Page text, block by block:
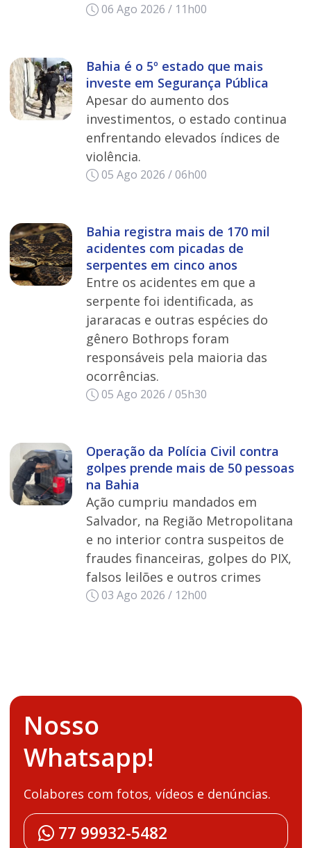
06 Ago 2026 / 11h00
Bahia é o 5º estado que mais
investe em Segurança Pública
Apesar do aumento dos
investimentos, o estado continua
enfrentando elevados índices de
violência.
05 Ago 2026 / 06h00
Bahia registra mais de 170 mil
acidentes com picadas de
serpentes em cinco anos
Entre os acidentes em que a
serpente foi identificada, as
jararacas e outras espécies do
gênero Bothrops foram
responsáveis pela maioria das
ocorrências.
05 Ago 2026 / 05h30
Operação da Polícia Civil contra
golpes prende mais de 50 pessoas
na Bahia
Ação cumpriu mandados em
Salvador, na Região Metropolitana
e no interior contra suspeitos de
fraudes financeiras, golpes do PIX,
falsos leilões e outros crimes
03 Ago 2026 / 12h00
Nosso
Whatsapp!
Colabores com fotos, vídeos e denúncias.
77 99932-5482